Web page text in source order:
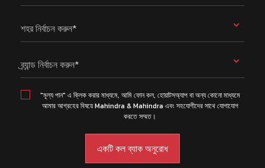
শহর নির্বাচন করুন*
ব্র্যান্ড নির্বাচন করুন*
"মূল্য পান" এ ক্লিক করার মাধ্যমে, আমি ফোন কল, হোয়াটসঅ্যাপ বা অন্য কোনো মাধ্যমে
আমার আগ্রহের বিষয়ে Mahindra & Mahindra এবং সহযোগীদের সাথে যোগাযোগ
করতে সম্মত।